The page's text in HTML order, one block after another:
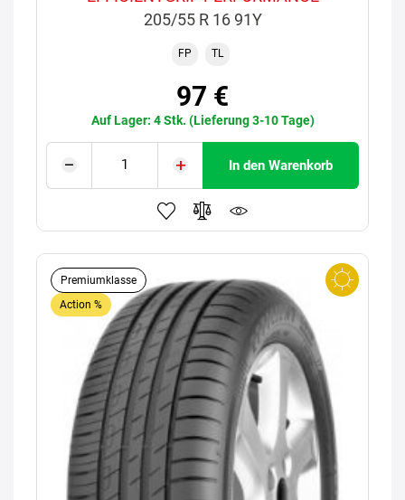
205/55 R 16 91Y
FP TL
97 €
Auf Lager: 4 Stk. (Lieferung 3-10 Tage)
In den Warenkorb
Premiumklasse
Action %